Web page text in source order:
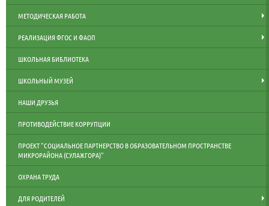
МЕТОДИЧЕСКАЯ РАБОТА
РЕАЛИЗАЦИЯ ФГОС И ФАОП
ШКОЛЬНАЯ БИБЛИОТЕКА
ШКОЛЬНЫЙ МУЗЕЙ
НАШИ ДРУЗЬЯ
ПРОТИВОДЕЙСТВИЕ КОРРУПЦИИ
ПРОЕКТ "СОЦИАЛЬНОЕ ПАРТНЕРСТВО В ОБРАЗОВАТЕЛЬНОМ ПРОСТРАНСТВЕ
МИКРОРАЙОНА (СУЛАЖГОРА)"
ОХРАНА ТРУДА
ДЛЯ РОДИТЕЛЕЙ